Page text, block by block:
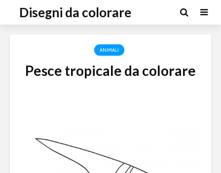
Disegni da colorare
ANIMALI
Pesce tropicale da colorare